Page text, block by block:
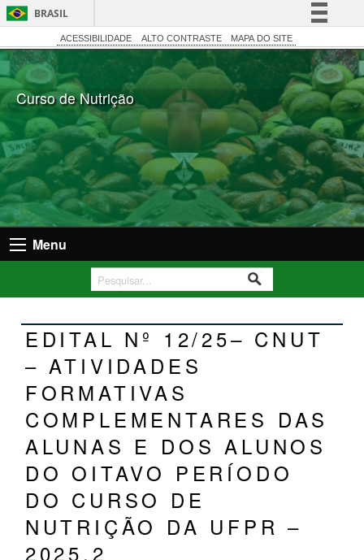
BRASIL
Simplifique!
Comunica BR
Participe
Acesso à informação
Legislação
Canais
ACESSIBILIDADE ALTO CONTRASTE MAPA DO SITE
Curso de Nutrição
Menu
EDITAL Nº 12/25– CNUT
– ATIVIDADES
FORMATIVAS
COMPLEMENTARES DAS
ALUNAS E DOS ALUNOS
DO OITAVO PERÍODO
DO CURSO DE
NUTRIÇÃO DA UFPR –
2025.2